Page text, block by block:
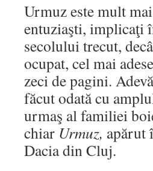
Urmuz este mult
entuziaşti, implicaţi
secolului trecut,
ocupat, cel mai
zeci de pagini.
făcut odată cu
urmaş al familiei
chiar Urmuz, apărut
Dacia din Cluj.